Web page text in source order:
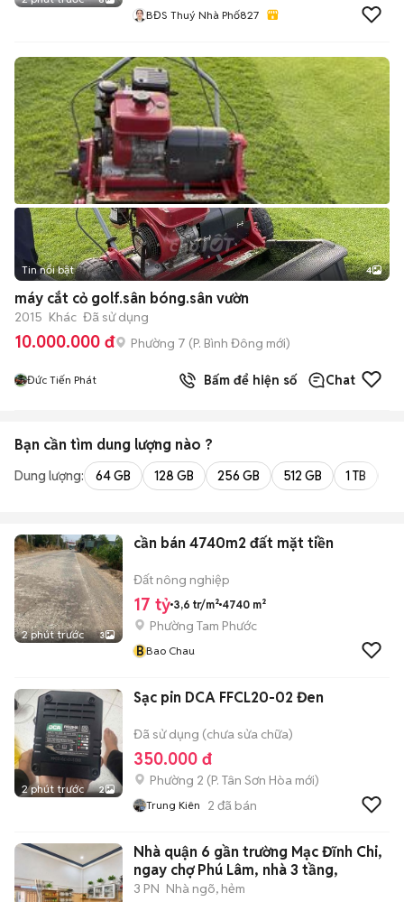
BĐS Thuý Nhà Phố827
Tin nổi bật 4
máy cắt cỏ golf.sân bóng.sân vườn
2015 Khác Đã sử dụng
10.000.000 đ Phường 7 (P. Bình Đông mới)
Đức Tiến Phát Bấm để hiện số Chat
Bạn cần tìm dung lượng nào ?
Dung lượng: 64 GB 128 GB 256 GB 512 GB 1 TB
2 phút trước 3
cần bán 4740m2 đất mặt tiền
Đất nông nghiệp
17 tỷ 3,6 tr/m² 4740 m²
Phường Tam Phước
BBao Chau
2 phút trước 2
Sạc pin DCA FFCL20-02 Đen
Đã sử dụng (chưa sửa chữa)
350.000 đ
Phường 2 (P. Tân Sơn Hòa mới)
Trung Kiên 2 đã bán
Nhà quận 6 gần trường Mạc Đĩnh Chi,
ngay chợ Phú Lâm, nhà 3 tầng,
3 PN Nhà ngõ, hẻm